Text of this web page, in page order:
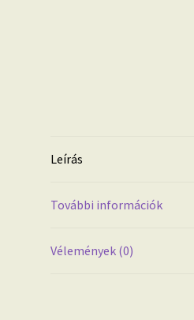
Leírás
További információk
Vélemények (0)